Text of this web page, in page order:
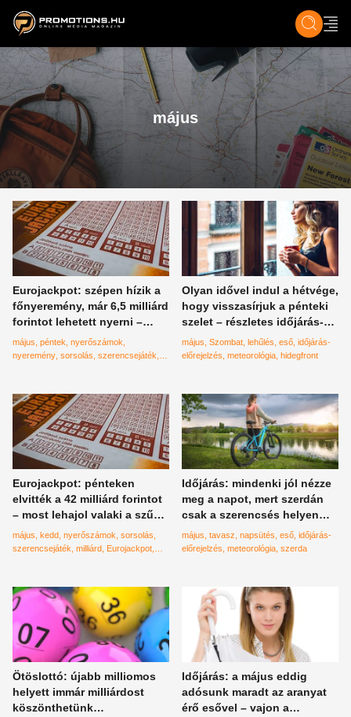
ZENE, FILM & KULT ÉLET TECH &
május
Eurojackpot: szépen hízik a
főnyeremény, már 6,5 milliárd
forintot lehetett nyerni –
végre összejött egy
magyarnak is?
május péntek nyerőszámok
nyeremény sorsolás szerencsejáték
Olyan idővel indul a hétvége,
hogy visszasírjuk a pénteki
szelet – részletes időjárás-
jelentés
május Szombat lehűlés eső időjárás-
előrejelzés meteorológia hidegfront
Eurojackpot: pénteken
elvitték a 42 milliárd forintot
– most lehajol valaki a szűk 4
milliárdért?
május kedd nyerőszámok sorsolás
szerencsejáték milliárd Eurojackpot
Időjárás: mindenki jól nézze
meg a napot, mert szerdán
csak a szerencsés helyen
élők láthatják
május tavasz napsütés eső időjárás-
előrejelzés meteorológia szerda
Ötöslottó: újabb milliomos
helyett immár milliárdost
köszönthetünk
Időjárás: a május eddig
adósunk maradt az aranyat
érő esővel – vajon a